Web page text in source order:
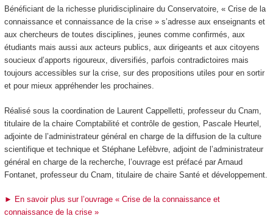
Bénéficiant de la richesse pluridisciplinaire du Conservatoire, « Crise de la
connaissance et connaissance de la crise » s’adresse aux enseignants et
aux chercheurs de toutes disciplines, jeunes comme confirmés, aux
étudiants mais aussi aux acteurs publics, aux dirigeants et aux citoyens
soucieux d’apports rigoureux, diversifiés, parfois contradictoires mais
toujours accessibles sur la crise, sur des propositions utiles pour en sortir
et pour mieux appréhender les prochaines.
Réalisé sous la coordination de Laurent Cappelletti, professeur du Cnam,
titulaire de la chaire Comptabilité et contrôle de gestion, Pascale Heurtel,
adjointe de l’administrateur général en charge de la diffusion de la culture
scientifique et technique et Stéphane Lefèbvre, adjoint de l’administrateur
général en charge de la recherche, l’ouvrage est préfacé par Arnaud
Fontanet, professeur du Cnam, titulaire de chaire Santé et développement.
► En savoir plus sur l’ouvrage « Crise de la connaissance et
connaissance de la crise »